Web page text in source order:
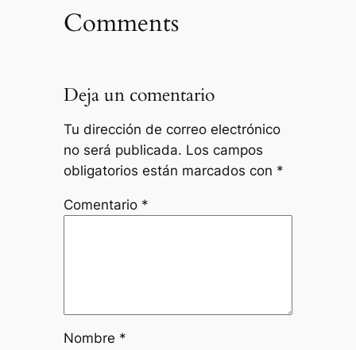
Comments
Deja un comentario
Tu dirección de correo electrónico
no será publicada. Los campos
obligatorios están marcados con *
Comentario *
Nombre *